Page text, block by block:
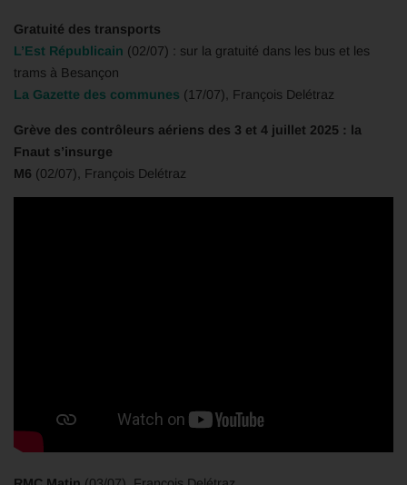
Gratuité des transports
L’Est Républicain (02/07) : sur la gratuité dans les bus et les
trams à Besançon
La Gazette des communes (17/07), François Delétraz
Grève des contrôleurs aériens des 3 et 4 juillet 2025 : la
Fnaut s’insurge
M6 (02/07), François Delétraz